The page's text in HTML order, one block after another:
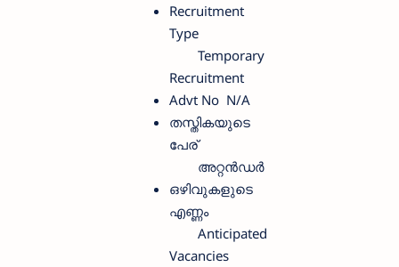
Recruitment
Type
Temporary
Recruitment
Advt No N/A
തസ്തികയുടെ
പേര്
അറ്റൻഡർ
ഒഴിവുകളുടെ
എണ്ണം
Anticipated
Vacancies